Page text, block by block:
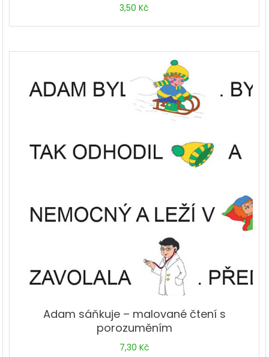
3,50Kč
Adam sáňkuje – malované čtení s
porozuměním
7,30 Kč